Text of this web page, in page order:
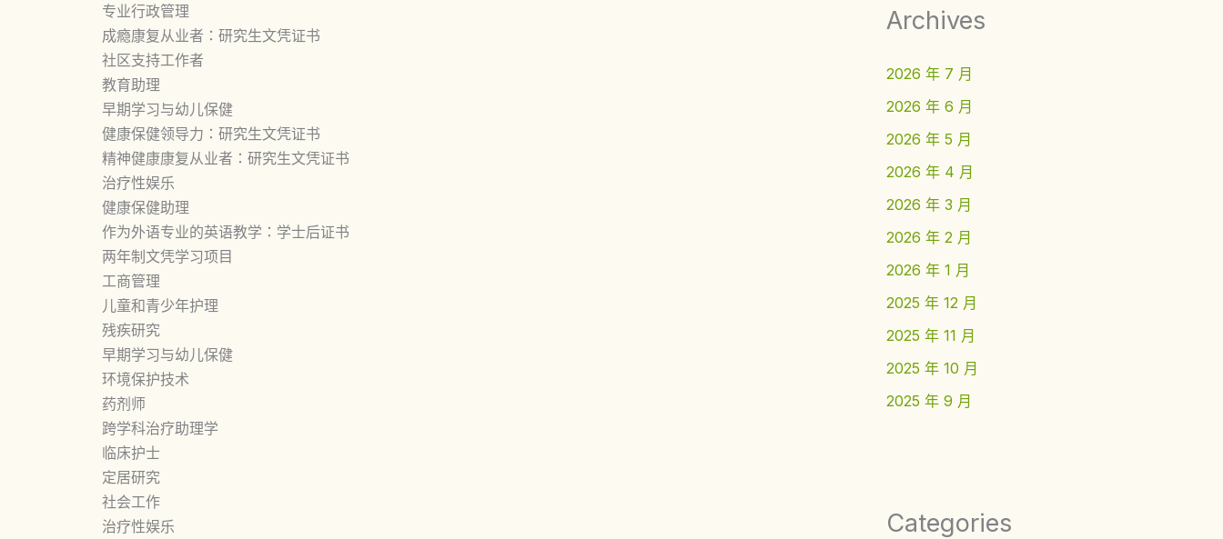
专业行政管理
成瘾康复从业者：研究生文凭证书
社区支持工作者
教育助理
早期学习与幼儿保健
健康保健领导力：研究生文凭证书
精神健康康复从业者：研究生文凭证书
治疗性娱乐
健康保健助理
作为外语专业的英语教学：学士后证书
两年制文凭学习项目
工商管理
儿童和青少年护理
残疾研究
早期学习与幼儿保健
环境保护技术
药剂师
跨学科治疗助理学
临床护士
定居研究
社会工作
治疗性娱乐
Archives
2026 年 7 月
2026 年 6 月
2026 年 5 月
2026 年 4 月
2026 年 3 月
2026 年 2 月
2026 年 1 月
2025 年 12 月
2025 年 11 月
2025 年 10 月
2025 年 9 月
Categories